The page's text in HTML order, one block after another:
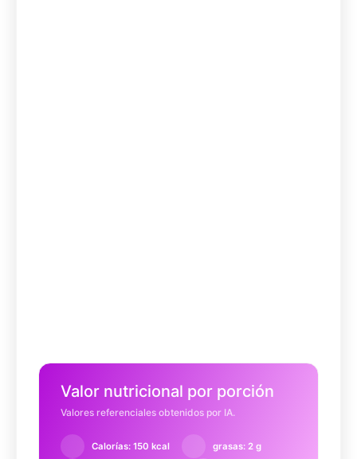
Valor nutricional por porción
Valores referenciales obtenidos por IA.
Calorías: 150 kcal grasas: 2 g